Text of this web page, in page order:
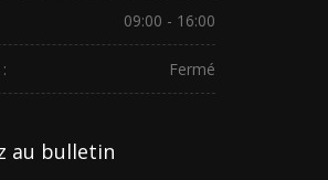
09:00 - 16:00
Fermé
au bulletin